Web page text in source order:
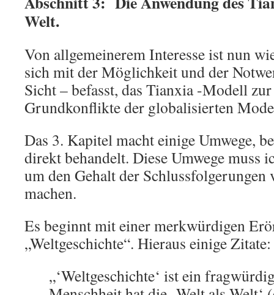
Welt.
Von allgemeinerem Interesse ist nun
sich mit der Möglichkeit und der
Sicht – befasst, das Tianxia -Modell
Grundkonflikte der globalisierten
Das 3. Kapitel macht einige Umwege,
direkt behandelt. Diese Umwege muss
um den Gehalt der Schlussfolgerungen
machen.
Es beginnt mit einer merkwürdigen
„Weltgeschichte“. Hieraus einige Zitate:
„‘Weltgeschichte‘ ist ein